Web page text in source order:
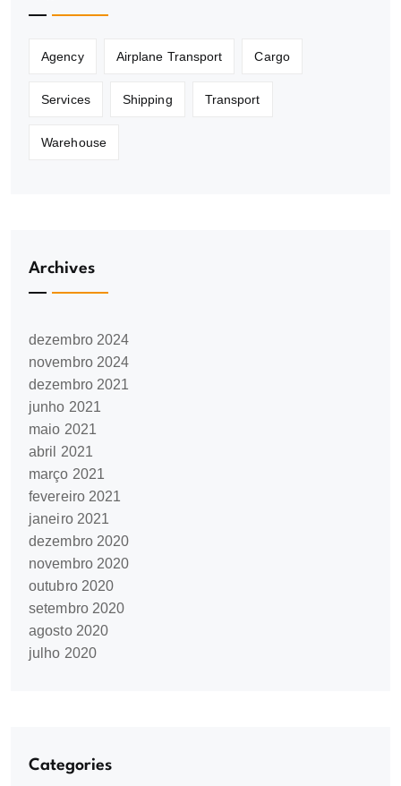
Agency Airplane Transport Cargo
Services Shipping Transport
Warehouse
Archives
dezembro 2024
novembro 2024
dezembro 2021
junho 2021
maio 2021
abril 2021
março 2021
fevereiro 2021
janeiro 2021
dezembro 2020
novembro 2020
outubro 2020
setembro 2020
agosto 2020
julho 2020
Categories